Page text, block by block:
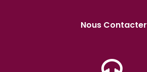
Nous Contacter